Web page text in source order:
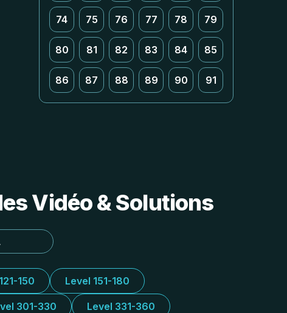
74 75 76 77 78 79
80 81 82 83 84 85
86 87 88 89 90 91
Vidéo & Solutions
150 Level 151-180
301-330 Level 331-360